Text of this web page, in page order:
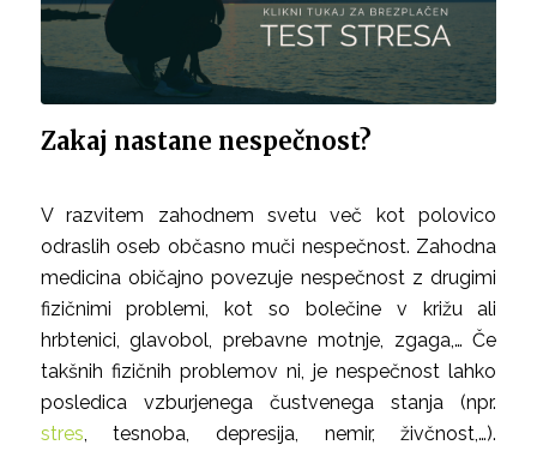
Zakaj nastane nespečnost?
V razvitem zahodnem svetu več kot polovico
odraslih oseb občasno muči nespečnost. Zahodna
medicina običajno povezuje nespečnost z drugimi
fizičnimi problemi, kot so bolečine v križu ali
hrbtenici, glavobol, prebavne motnje, zgaga,… Če
takšnih fizičnih problemov ni, je nespečnost lahko
posledica vzburjenega čustvenega stanja (npr.
stres , tesnoba, depresija, nemir, živčnost,…).